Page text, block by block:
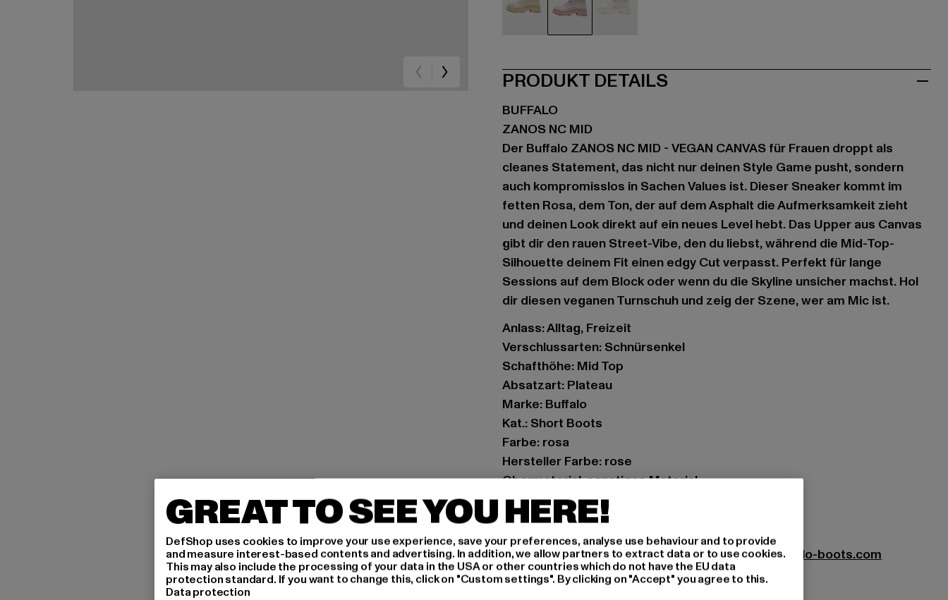
PRODUKT DETAILS
BUFFALO
ZANOS NC MID
Der Buffalo ZANOS NC MID - VEGAN CANVAS für Frauen droppt als
cleanes Statement, das nicht nur deinen Style Game pusht, sondern
auch kompromisslos in Sachen Values ist. Dieser Sneaker kommt im
fetten Rosa, dem Ton, der auf dem Asphalt die Aufmerksamkeit zieht
und deinen Look direkt auf ein neues Level hebt. Das Upper aus Canvas
gibt dir den rauen Street-Vibe, den du liebst, während die Mid-Top-
Silhouette deinem Fit einen edgy Cut verpasst. Perfekt für lange
Sessions auf dem Block oder wenn du die Skyline unsicher machst. Hol
dir diesen veganen Turnschuh und zeig der Szene, wer am Mic ist.
Anlass: Alltag, Freizeit
Verschlussarten: Schnürsenkel
Schafthöhe: Mid Top
Absatzart: Plateau
Marke: Buffalo
Kat.: Short Boots
Farbe: rosa
Hersteller Farbe: rose
Obermaterial: sonstiges Material
Innenfutter: Textil
Art.Nr: PD00015616-01075
Hersteller: Buffalo Boots GmbH |service-de@buffalo-boots.com
Schanzenstraße 41 | 51063 Köln | DE
GREAT TO SEE YOU HERE!
DefShop uses cookies to improve your use experience, save your preferences, analyse use behaviour and to provide
and measure interest-based contents and advertising. In addition, we allow partners to extract data or to use cookies.
This may also include the processing of your data in the USA or other countries which do not have the EU data
protection standard. If you want to change this, click on "Custom settings". By clicking on "Accept" you agree to this.
Data protection